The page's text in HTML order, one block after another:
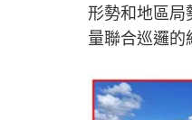
形勢和地區局
量聯合巡邏